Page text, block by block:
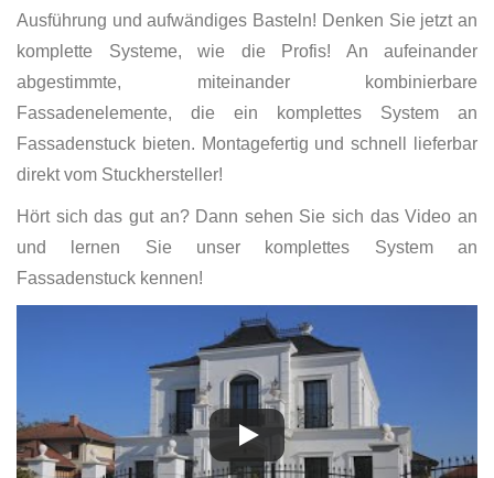
Ausführung und aufwändiges Basteln! Denken Sie jetzt an
komplette Systeme, wie die Profis! An aufeinander
abgestimmte, miteinander kombinierbare
Fassadenelemente, die ein komplettes System an
Fassadenstuck bieten. Montagefertig und schnell lieferbar
direkt vom Stuckhersteller!
Hört sich das gut an? Dann sehen Sie sich das Video an
und lernen Sie unser komplettes System an
Fassadenstuck kennen!